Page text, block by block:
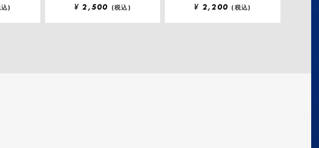
) ¥ 2,500 (税込) ¥ 2,200 (税込)